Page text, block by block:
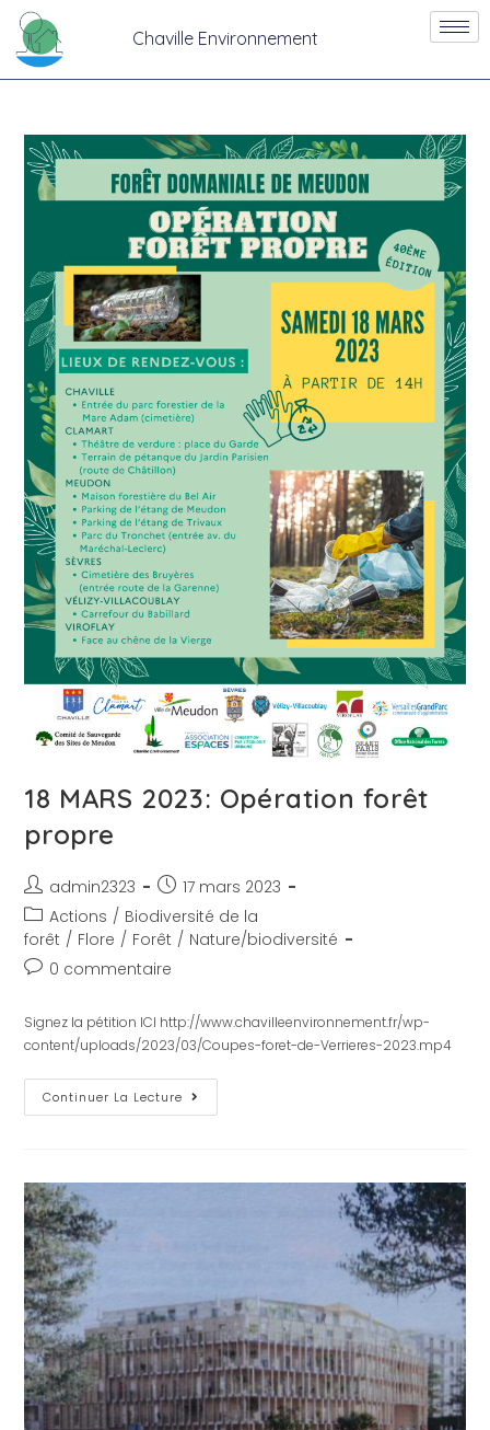
Chaville Environnement
18 MARS 2023: Opération forêt
propre
admin2323
17 mars 2023
Actions / Biodiversité de la
forêt / Flore / Forêt / Nature/biodiversité
0 commentaire
Signez la pétition ICI http://www.chavilleenvironnement.fr/wp-
content/uploads/2023/03/Coupes-foret-de-Verrieres-2023.mp4
Continuer La Lecture